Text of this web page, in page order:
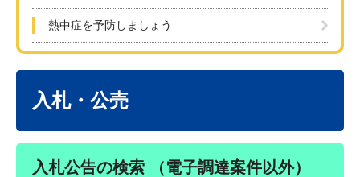
熱中症を予防しましょう
入札・公売
入札公告の検索 （電子調達案件以外）